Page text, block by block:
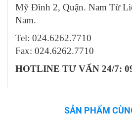
Mỹ Đình 2, Quận. Nam Từ
Nam.
Tel: 024.6262.7710
Fax: 024.6262.7710
HOTLINE TƯ VẤN 24/7:
SẢN PHẨM